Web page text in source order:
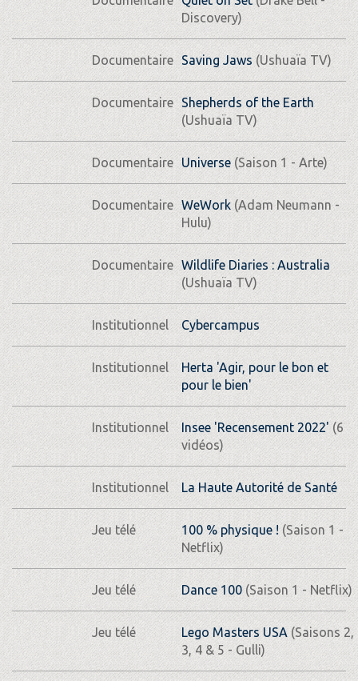
Discovery)
Documentaire Saving Jaws(Ushuaïa TV)
Documentaire
Shepherds of the Earth
(Ushuaïa TV)
Documentaire Universe(Saison 1 - Arte)
Documentaire WeWork(Adam Neumann -
Hulu)
Documentaire Wildlife Diaries : Australia
(Ushuaïa TV)
Institutionnel Cybercampus
Institutionnel
Herta 'Agir, pour le bon et
pour le bien'
Institutionnel Insee 'Recensement 2022' (6
vidéos)
Institutionnel La Haute Autorité de Santé
Jeu télé 100 % physique !(Saison 1 -
Netflix)
Jeu télé Dance 100 (Saison 1 - Netflix)
Jeu télé Lego Masters USA (Saisons 2,
3, 4 & 5 - Gulli)